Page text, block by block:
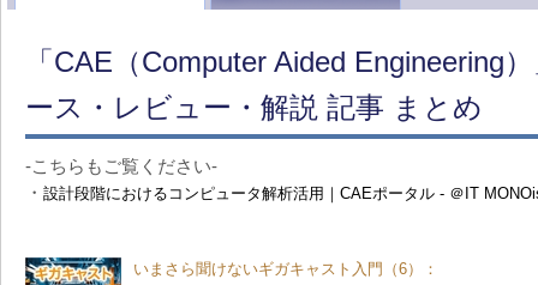
「CAE（Computer Aided Engineering
ース・レビュー・解説 記事 まとめ
-こちらもご覧ください-
・ 設計段階におけるコンピュータ解析活用｜CAEポータル - ＠IT
いまさら聞けないギガキャスト入門（6）：